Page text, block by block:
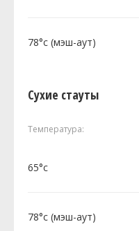
78°c (мэш-аут)
Сухие стауты
Температура:
65°c
78°c (мэш-аут)